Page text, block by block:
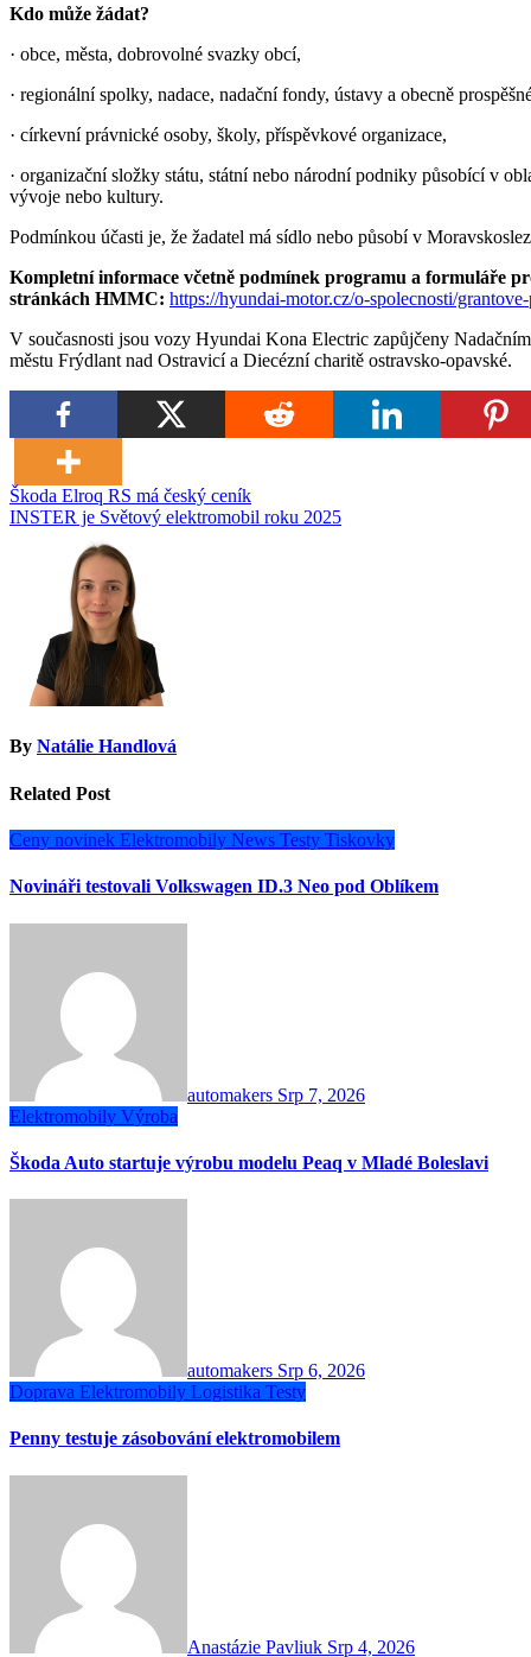
Kdo může žádat?
· obce, města, dobrovolné svazky obcí,
· regionální spolky, nadace, nadační fondy, ústavy a obecně
· církevní právnické osoby, školy, příspěvkové organizace,
· organizační složky státu, státní nebo národní podniky působící v
vývoje nebo kultury.
Podmínkou účasti je, že žadatel má sídlo nebo působí v
Kompletní informace včetně podmínek programu a formuláře
stránkách HMMC: https://hyundai-motor.cz/o-spolecnosti/
V současnosti jsou vozy Hyundai Kona Electric zapůjčeny
městu Frýdlant nad Ostravicí a Diecézní charitě ostravsko-opavské.
Navigace
pro
příspěvek
Škoda Elroq RS má český ceník
INSTER je Světový elektromobil roku 2025
By Natálie Handlová
Related Post
Ceny novinek Elektromobily News Testy Tiskovky
Novináři testovali Volkswagen ID.3 Neo pod Oblíkem
automakers Srp 7, 2026
Elektromobily Výroba
Škoda Auto startuje výrobu modelu Peaq v Mladé Boleslavi
automakers Srp 6, 2026
Doprava Elektromobily Logistika Testy
Penny testuje zásobování elektromobilem
Anastázie Pavliuk Srp 4, 2026